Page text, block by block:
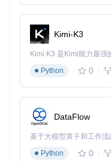
台
三、场景应用：
通过真实案例了解
更好地掌握工具的使用
攻击特征
疑进程。
应对步骤：
Kimi-K3
Python
0
DataFlow
基于大模型算子和工作
Python
0